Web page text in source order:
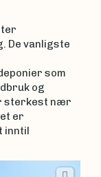
De vanligste
som
og
sterkest nær
er
inntil